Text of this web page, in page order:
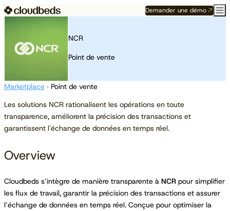
Demander une démo
NCR
Point de vente
Marketplace › Point de vente
Les solutions NCR rationalisent les opérations en toute
transparence, améliorent la précision des transactions et
garantissent l'échange de données en temps réel.
Overview
Cloudbeds s’intègre de manière transparente à NCR pour simplifier
les flux de travail, garantir la précision des transactions et assurer
l’échange de données en temps réel. Conçue pour optimiser la